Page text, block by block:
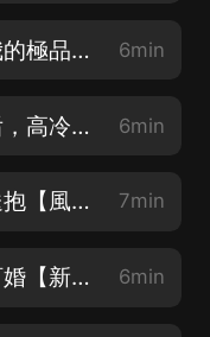
冰山總裁 002 我是你爹【我的極品美女老婆，都市爽文！】 6min
冰山總裁 003 搞定【出獄后，高冷女總裁愛上我，歡迎訂閱】 6min
冰山總裁 004 美女的投懷送抱【風流醫聖闖花都哦！】 7min
冰山總裁 005 突如其來的訂婚【新書上架，求訂閱、好評、月票】 6min